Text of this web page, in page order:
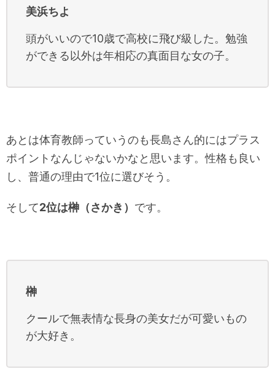
美浜ちよ
頭がいいので10歳で高校に飛び級した。勉強
ができる以外は年相応の真面目な女の子。
あとは体育教師っていうのも長島さん的にはプラス
ポイントなんじゃないかなと思います。性格も良い
し、普通の理由で1位に選びそう。
そして2位は榊（さかき） です。
榊
クールで無表情な長身の美女だが可愛いもの
が大好き。